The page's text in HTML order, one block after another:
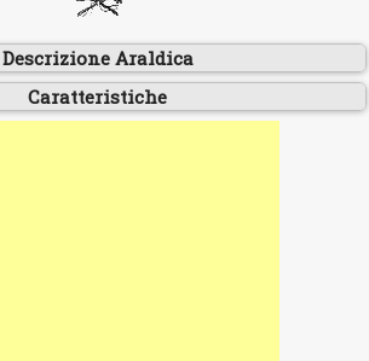
Descrizione Araldica
Caratteristiche